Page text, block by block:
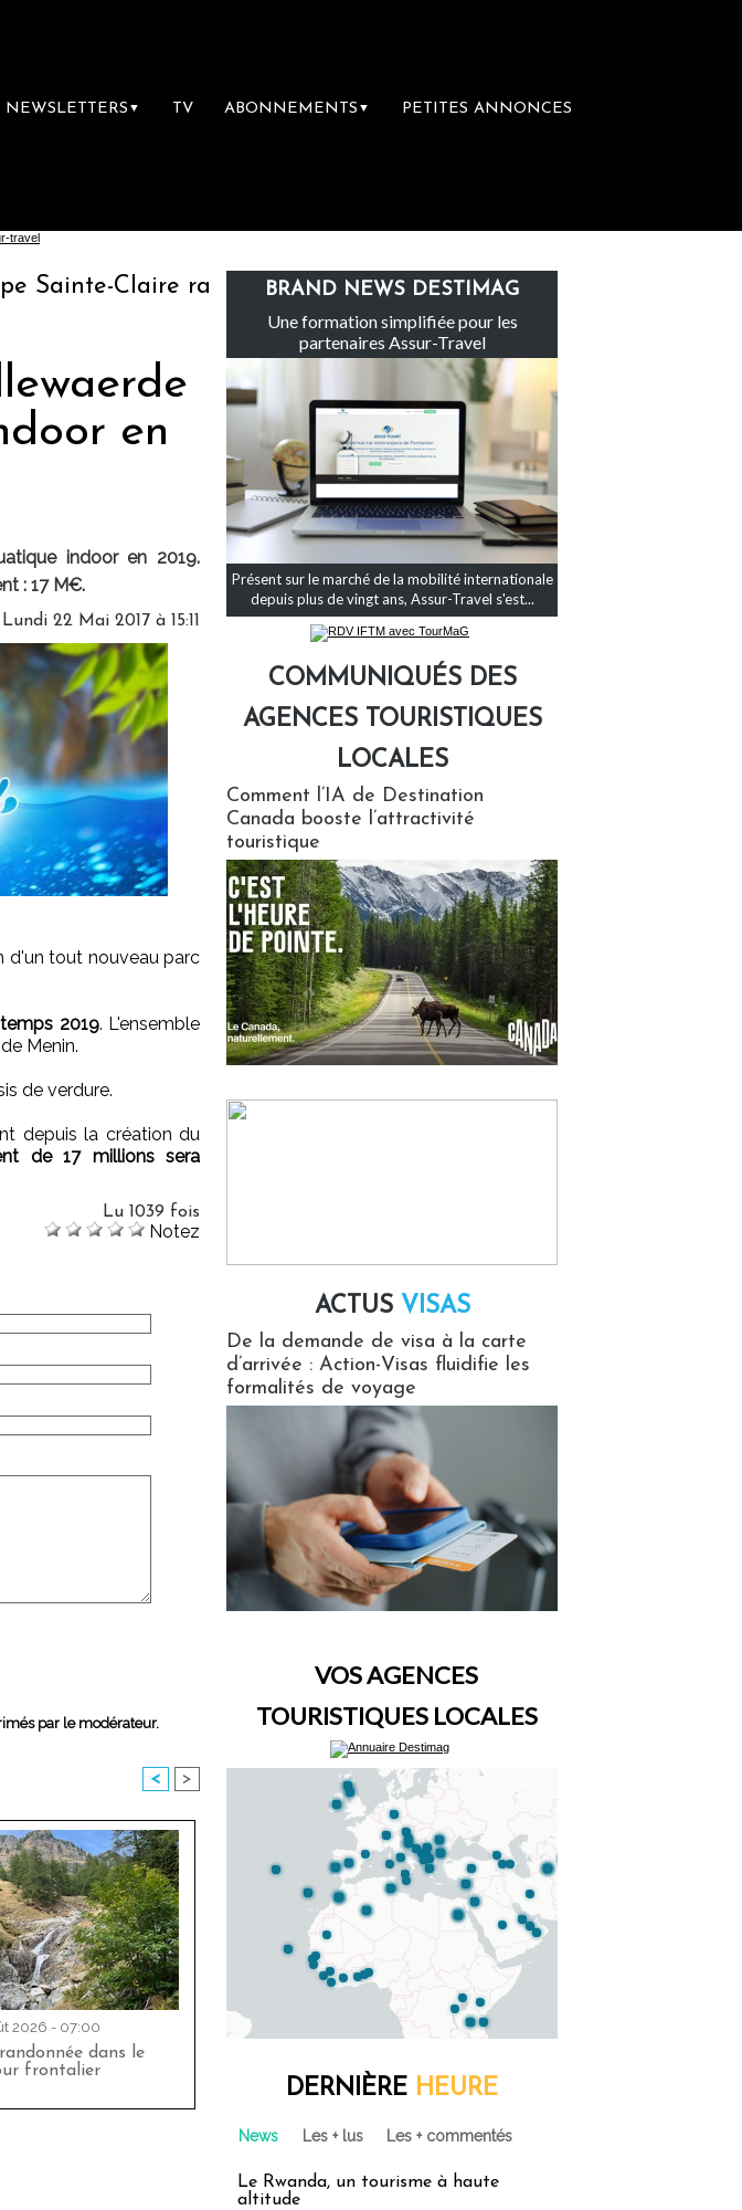
NEWSLETTERS ▼ TV ABONNEMENTS ▼ PETITES ANNONCES
Claire rachète Eden Tour L’accès aux vacances : un
en
indoor en 2019.
: 17 M€.
Lundi 22 Mai 2017 à 15:11
d'un tout nouveau parc
2019. L'ensemble
Menin.
de verdure.
depuis la création du
de 17 millions sera
Lu 1039 fois
Notez
par le modérateur.
< >
2026 - 07:00
dans le
frontalier
BRAND NEWS DESTIMAG
Une formation simplifiée pour les
partenaires Assur-Travel
Présent sur le marché de la mobilité internationale
depuis plus de vingt ans, Assur-Travel s'est...
COMMUNIQUÉS DES
AGENCES TOURISTIQUES
LOCALES
Comment l’IA de Destination
Canada booste l’attractivité
touristique
ACTUS VISAS
De la demande de visa à la carte
d’arrivée : Action-Visas fluidifie les
formalités de voyage
VOS AGENCES
TOURISTIQUES LOCALES
DERNIÈRE HEURE
News Les + lus Les + commentés
Le Rwanda, un tourisme à haute
altitude